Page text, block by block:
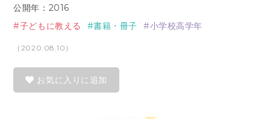
公開年：2016
子どもに教える
書籍・冊子 小学校高学年
（2020.08.10）
お気に入りに追加